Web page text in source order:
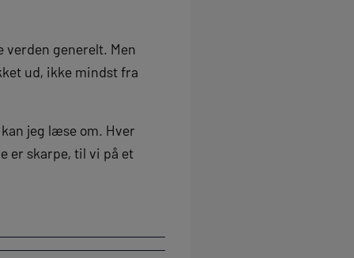
verden generelt. Men
ud, ikke mindst fra
jeg læse om. Hver
er skarpe, til vi på et